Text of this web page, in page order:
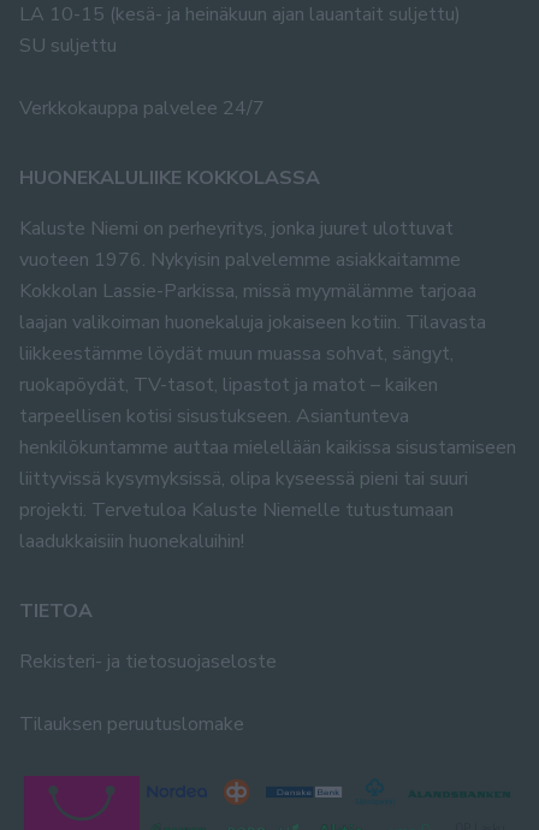
LA 10-15 (kesä- ja heinäkuun ajan lauantait suljettu)
SU suljettu
Verkkokauppa palvelee 24/7
HUONEKALULIIKE KOKKOLASSA
Kaluste Niemi on perheyritys, jonka juuret ulottuvat
vuoteen 1976. Nykyisin palvelemme asiakkaitamme
Kokkolan Lassie-Parkissa, missä myymälämme tarjoaa
laajan valikoiman huonekaluja jokaiseen kotiin. Tilavasta
liikkeestämme löydät muun muassa sohvat, sängyt,
ruokapöydät, TV-tasot, lipastot ja matot – kaiken
tarpeellisen kotisi sisustukseen. Asiantunteva
henkilökuntamme auttaa mielellään kaikissa sisustamiseen
liittyvissä kysymyksissä, olipa kyseessä pieni tai suuri
projekti. Tervetuloa Kaluste Niemelle tutustumaan
laadukkaisiin huonekaluihin!
TIETOA
Rekisteri- ja tietosuojaseloste
Tilauksen peruutuslomake